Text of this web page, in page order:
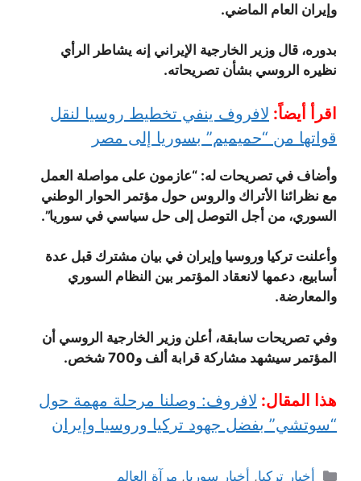
وإيران العام الماضي.
بدوره، قال وزير الخارجية الإيراني إنه يشاطر الرأي
نظيره الروسي بشأن تصريحاته.
اقرأ أيضاً: لافروف ينفي تخطيط روسيا لنقل
قواتها من “حميميم” بسوريا إلى مصر
وأضاف في تصريحات له: “عازمون على مواصلة العمل
مع نظرائنا الأتراك والروس حول مؤتمر الحوار الوطني
السوري، من أجل التوصل إلى حل سياسي في سوريا”.
وأعلنت تركيا وروسيا وإيران في بيان مشترك قبل عدة
أسابيع، دعمها لانعقاد المؤتمر بين النظام السوري
والمعارضة.
وفي تصريحات سابقة، أعلن وزير الخارجية الروسي أن
المؤتمر سيشهد مشاركة قرابة ألف و700 شخص.
هذا المقال: لافروف: وصلنا مرحلة مهمة حول
“سوتشي” بفضل جهود تركيا وروسيا وإيران
التصنيفات
أخبار تركيا, أخبار سوريا, مرآة العالم